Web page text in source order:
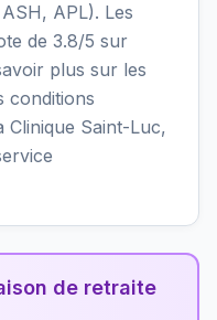
APL). Les
de 3.8/5 sur
plus sur les
conditions
Clinique Saint-Luc,
de retraite